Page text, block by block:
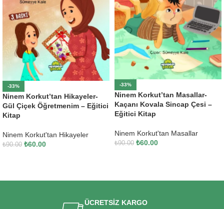
-33%
Ninem Korkut’tan Hikayeler-
Gül Çiçek Öğretmenim – Eğitici
Kitap
Ninem Korkut'tan Hikayeler
₺90.00 ₺60.00
-33%
Ninem Korkut’tan Masallar-
Kaçanı Kovala Sincap Çesi –
Eğitici Kitap
Ninem Korkut'tan Masallar
₺90.00 ₺60.00
ÜCRETSİZ KARGO